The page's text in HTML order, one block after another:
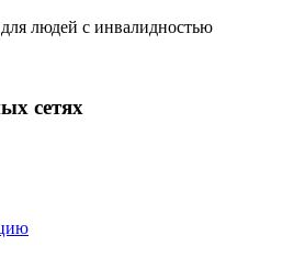
людей с инвалидностью
сетях